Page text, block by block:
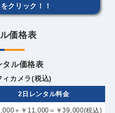
クリック！！
価格表
タル価格表
ィカメラ(税込)
2日レンタル料金
＋￥11,000＝￥39,000(税込)